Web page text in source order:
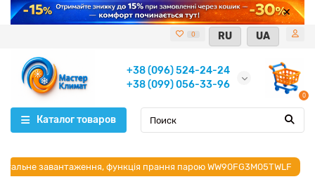
0 RU UA
+38 (096) 524-24-24
+38 (099) 056-33-96
0
Каталог товаров
завантаження, функція прання парою WW90FG3M05TWLF